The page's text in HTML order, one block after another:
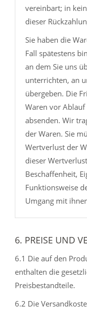
vereinbart; in
dieser
Sie haben die
Fall spätestens
an dem Sie uns
unterrichten, an
übergeben. Die
Waren vor Ablauf
absenden. Wir
der Waren. Sie
Wertverlust der
dieser
Beschaffenheit,
Funktionsweise
Umgang mit
6. PREISE UND
6.1 Die auf den
enthalten die
Preisbestandteile.
6.2 Die